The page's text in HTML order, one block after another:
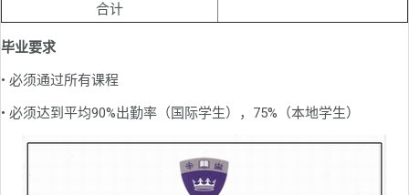
合计
毕业要求
• 必须通过所有课程
• 必须达到平均90%出勤率（国际学生），75%（本地学生）